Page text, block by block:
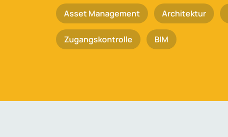
Asset Management Architektur
Zugangskontrolle BIM